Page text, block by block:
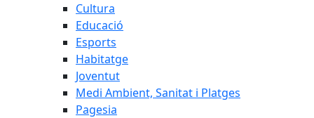
Cultura
Educació
Esports
Habitatge
Joventut
Medi Ambient, Sanitat i Platges
Pagesia